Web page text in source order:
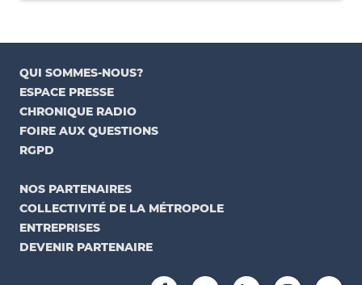
QUI SOMMES-NOUS?
ESPACE PRESSE
CHRONIQUE RADIO
FOIRE AUX QUESTIONS
RGPD
NOS PARTENAIRES
COLLECTIVITÉ DE LA MÉTROPOLE
ENTREPRISES
DEVENIR PARTENAIRE